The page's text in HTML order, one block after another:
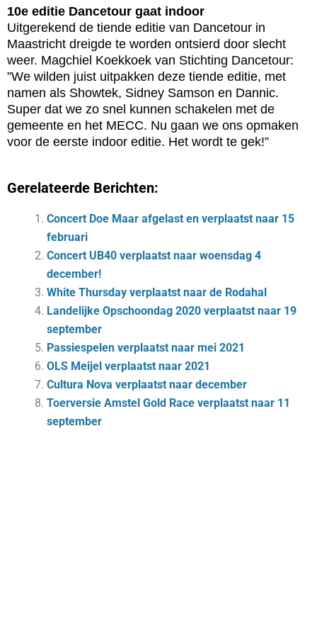
10e editie Dancetour gaat indoor
Uitgerekend de tiende editie van Dancetour in
Maastricht dreigde te worden ontsierd door slecht
weer. Magchiel Koekkoek van Stichting Dancetour:
”We wilden juist uitpakken deze tiende editie, met
namen als Showtek, Sidney Samson en Dannic.
Super dat we zo snel kunnen schakelen met de
gemeente en het MECC. Nu gaan we ons opmaken
voor de eerste indoor editie. Het wordt te gek!”
Gerelateerde Berichten:
Concert Doe Maar afgelast en verplaatst naar 15
februari
Concert UB40 verplaatst naar woensdag 4
december!
White Thursday verplaatst naar de Rodahal
Landelijke Opschoondag 2020 verplaatst naar 19
september
Passiespelen verplaatst naar mei 2021
OLS Meijel verplaatst naar 2021
Cultura Nova verplaatst naar december
Toerversie Amstel Gold Race verplaatst naar 11
september